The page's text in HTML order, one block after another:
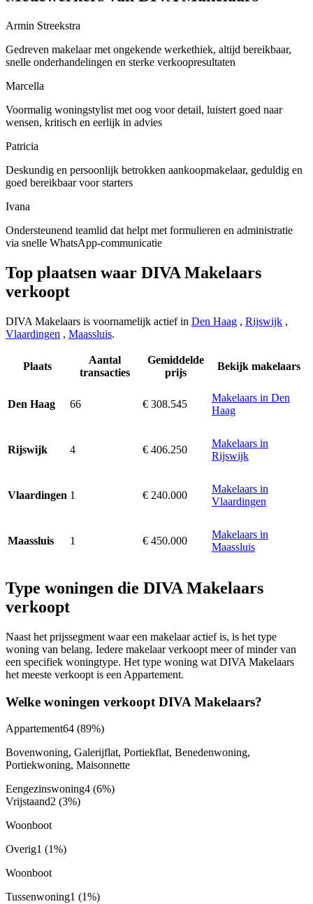
Armin Streekstra
Gedreven makelaar met ongekende werkethiek, altijd bereikbaar,
snelle onderhandelingen en sterke verkoopresultaten
Marcella
Voormalig woningstylist met oog voor detail, luistert goed naar
wensen, kritisch en eerlijk in advies
Patricia
Deskundig en persoonlijk betrokken aankoopmakelaar, geduldig en
goed bereikbaar voor starters
Ivana
Ondersteunend teamlid dat helpt met formulieren en administratie
via snelle WhatsApp-communicatie
Top plaatsen waar DIVA Makelaars
verkoopt
DIVA Makelaars is voornamelijk actief in Den Haag , Rijswijk ,
Vlaardingen , Maassluis.
Plaats
Aantal
transacties
Gemiddelde
prijs
Bekijk makelaars
Den Haag 66 € 308.545
Makelaars in Den
Haag
Rijswijk 4 € 406.250
Makelaars in
Rijswijk
Vlaardingen 1 € 240.000
Makelaars in
Vlaardingen
Maassluis 1 € 450.000
Makelaars in
Maassluis
Type woningen die DIVA Makelaars
verkoopt
Naast het prijssegment waar een makelaar actief is, is het type
woning van belang. Iedere makelaar verkoopt meer of minder van
een specifiek woningtype. Het type woning wat DIVA Makelaars
het meeste verkoopt is een Appartement.
Welke woningen verkoopt DIVA Makelaars?
Appartement64 (89%)
Bovenwoning, Galerijflat, Portiekflat, Benedenwoning,
Portiekwoning, Maisonnette
Eengezinswoning4 (6%)
Vrijstaand2 (3%)
Woonboot
Overig1 (1%)
Woonboot
Tussenwoning1 (1%)